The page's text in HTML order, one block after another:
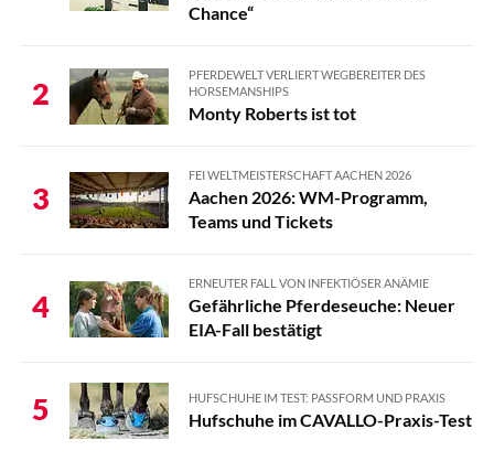
Chance“
2
PFERDEWELT VERLIERT WEGBEREITER DES
HORSEMANSHIPS
Monty Roberts ist tot
3
FEI WELTMEISTERSCHAFT AACHEN 2026
Aachen 2026: WM-Programm,
Teams und Tickets
4
ERNEUTER FALL VON INFEKTIÖSER ANÄMIE
Gefährliche Pferdeseuche: Neuer
EIA-Fall bestätigt
5 HUFSCHUHE IM TEST: PASSFORM UND PRAXIS
Hufschuhe im CAVALLO-Praxis-Test